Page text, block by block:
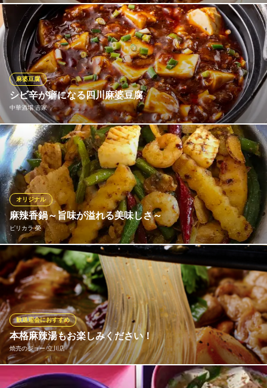
東京都立川市曙町2-39-3 立川高島屋S.C.9F
西洋のテイストを取り入れたカジュアル中華でおもてなし。多彩
なメニューがございますが、その中でもぜひお召し上がりいただ
きたいのは「四川山椒の麻婆豆腐」です。自家製ラー油をメイン
に四川豆板醤や甜麺醤を使用し、辛いながらも旨味が凝縮された
逸品に仕上げております。一度食べたらやみつきになる美味しさ
です！
DrunkDragon ChineseKitchen 立川
カジュアル四川料理
多摩モノレール立川北駅 徒歩7分
東京都立川市高松町3-10-3
シビ辛が癖になる四川麻婆豆腐
中華酒場 吉家
麻婆豆腐
本場四川のスパイスを独自ブレンドした「名物麻婆豆腐」は、挽
肉の旨味と華やかな香辛料の痺れが絶妙の逸品！ 一度食べたらや
みつきになるコク深い味わいで、ビールやハイボールとの相性も
抜群です。 辛さの調整も承りますので、お気軽にお申し付けくだ
さい。
中華酒場 吉家
中華 居酒屋 立川
ＪＲ立川駅 徒歩1分
東京都立川市柴崎町3-3-5 ベルフェアー・立川4F
麻辣香鍋～旨味が溢れる美味しさ～
ピリカラ 榮
オリジナル
いか、えび、あさりの汁が肉に浸み込み、野菜もたっぷり。ちょ
うど舌がしびれない程度で調理した味。
※こちらは夜のみのこだわりです。
ピリカラ 榮
和食・中華・韓国料理
ＪＲ立川駅 徒歩9分
東京都立川市柴崎町3-18-14
本格麻辣湯もお楽しみください！
焼売のジョー 立川店
歓送迎会におすすめ
名物の焼売以外にも、お酒が進むアラカルトを豊富にご用意して